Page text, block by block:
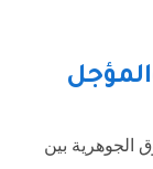
الجوهرية بين